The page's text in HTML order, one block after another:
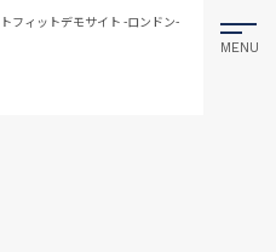
フィットデモサイト -ロンドン-